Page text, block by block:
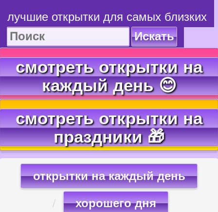
лучшие открытки для самых близких
Искать
смотреть открытки на
каждый день 😊
смотреть открытки на
праздники 🎁
открытки на каждый день
хорошего дня